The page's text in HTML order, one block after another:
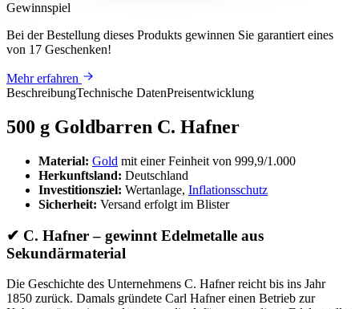
Gewinnspiel
Bei der Bestellung dieses Produkts gewinnen Sie garantiert eines
von 17 Geschenken!
Mehr erfahren
BeschreibungTechnische DatenPreisentwicklung
500 g Goldbarren C. Hafner
Material: Gold mit einer Feinheit von 999,9/1.000
Herkunftsland: Deutschland
Investitionsziel: Wertanlage, Inflationsschutz
Sicherheit: Versand erfolgt im Blister
✔ C. Hafner – gewinnt Edelmetalle aus
Sekundärmaterial
Die Geschichte des Unternehmens C. Hafner reicht bis ins Jahr
1850 zurück. Damals gründete Carl Hafner einen Betrieb zur